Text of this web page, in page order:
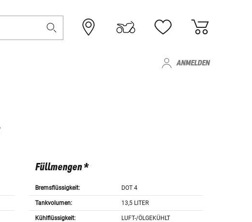
ANMELDEN
Füllmengen *
Bremsflüssigkeit: DOT 4
Tankvolumen: 13,5 LITER
Kühlflüssigkeit: LUFT-/ÖLGEKÜHLT